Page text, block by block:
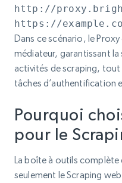
http://
https://
Dans ce scénario, le
médiateur, garantissant la
activités de scraping,
tâches d’authentification
Pourquoi
pour le
La boîte à outils complète
seulement le Scraping